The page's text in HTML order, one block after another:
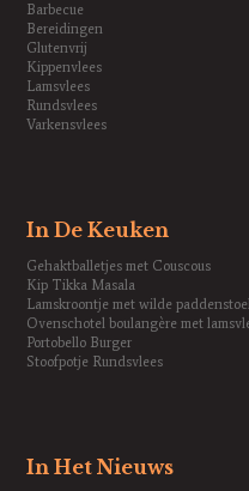
Barbecue
Bereidingen
Glutenvrij
Kippenvlees
Lamsvlees
Rundsvlees
Varkensvlees
In De Keuken
Gehaktballetjes met Couscous
Kip Tikka Masala
Lamskroontje met wilde
Ovenschotel boulangère met
Portobello Burger
Stoofpotje Rundsvlees
In Het Nieuws